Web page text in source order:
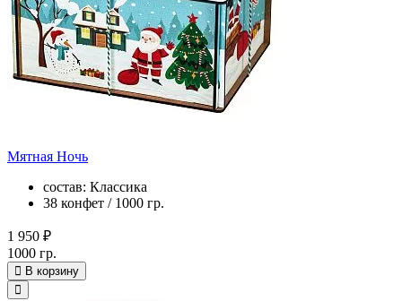
Мятная Ночь
состав: Классика
38 конфет / 1000 гр.
1 950 ₽
1000 гр.
В корзину